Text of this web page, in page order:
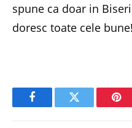
spune ca doar in
doresc toate cele
FacebookTwitter